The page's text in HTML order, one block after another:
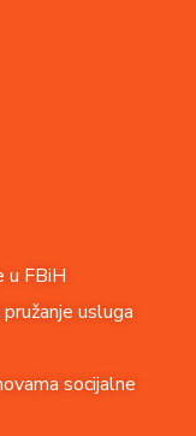
u FBiH
usluga
socijalne